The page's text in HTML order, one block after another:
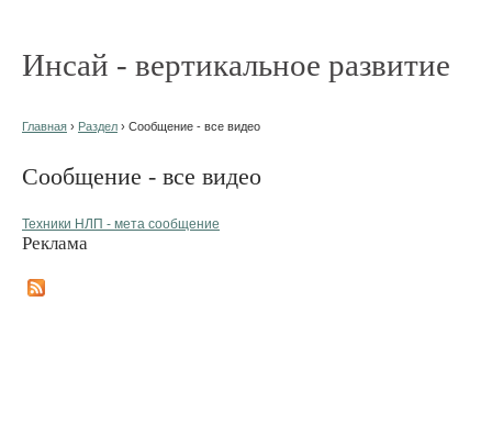
Инсай - вертикальное развитие
Главная › Раздел › Сообщение - все видео
Сообщение - все видео
Техники НЛП - мета сообщение
Реклама